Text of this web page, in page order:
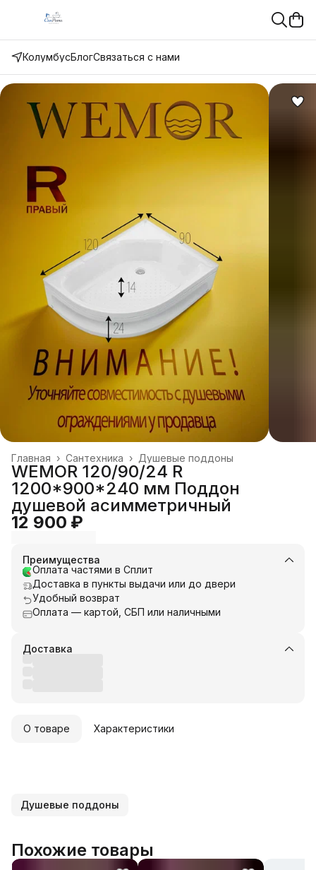
КолумбусБлогСвязаться с нами
Душевые поддоны
Сантехника ›
Главная ›
WEMOR 120/90/24 R
1200*900*240 мм Поддон
душевой асимметричный
12 900 ₽
Преимущества
Оплата частями в Сплит
Доставка в пункты выдачи или до двери
Удобный возврат
Оплата — картой, СБП или наличными
Доставка
О товаре Характеристики
Душевые поддоны
Похожие товары